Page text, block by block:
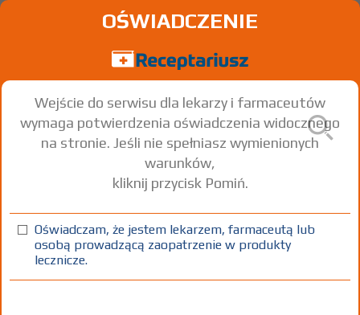
® 2,5; -5; -10 - (IR)
Ramipril
tabl. 5 mg 28 szt. Doustnie
100%
R(1) 75+(2) DZ(3)
OŚWIADCZENIE
Wejście do serwisu dla lekarzy i farmaceutów
wymaga potwierdzenia oświadczenia widocznego
na stronie. Jeśli nie spełniasz wymienionych
warunków,
kliknij przycisk Pomiń.
Oświadczam, że jestem lekarzem, farmaceutą lub
osobą prowadzącą zaopatrzenie w produkty
lecznicze.